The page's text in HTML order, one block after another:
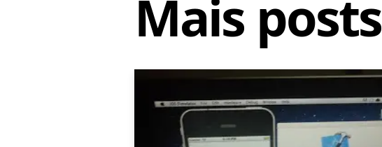
Mais posts